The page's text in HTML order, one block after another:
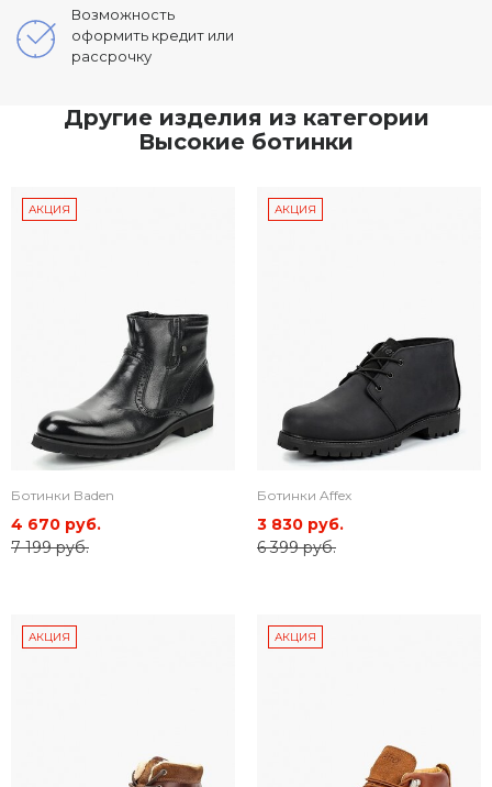
Возможность
оформить кредит или
рассрочку
Другие изделия из категории
Высокие ботинки
АКЦИЯ
Ботинки Baden
4 670 руб.
7 199 руб.
АКЦИЯ
Ботинки Affex
3 830 руб.
6 399 руб.
АКЦИЯ АКЦИЯ